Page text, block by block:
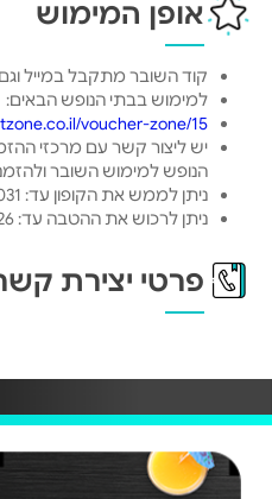
אופן המימוש
קוד השובר מתקבל במייל
למימוש בבתי הנופש הבאים:
voucher-zone/15
יש ליצור קשר עם מרכזי
הנופש למימוש השובר
ניתן לממש את הקופון עד: 10/08/2031
ניתן לרכוש את ההטבה עד: 31/12/2026 או עד גמר המלאי
פרטי יצירת